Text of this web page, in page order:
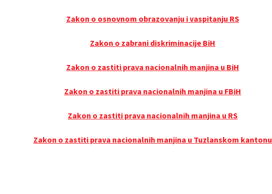
Zakon o osnovnom obrazovanju i vaspitanju RS
Zakon o zabrani diskriminacije BiH
Zakon o zastiti prava nacionalnih manjina u BiH
Zakon o zastiti prava nacionalnih manjina u FBiH
Zakon o zastiti prava nacionalnih manjina u RS
Zakon o zastiti prava nacionalnih manjina u Tuzlanskom kantonu